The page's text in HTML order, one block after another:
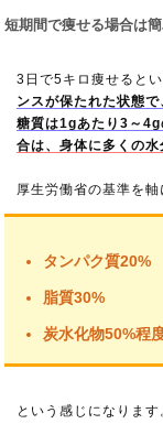
短期間で痩せる場合は
3日で5キロ痩せると
ンスが保たれた状態
糖質は1gあたり3～
合は、身体に多くの
厚生労働省の基準を
タンパク質20%
脂質30%
炭水化物50%程
という感じになります